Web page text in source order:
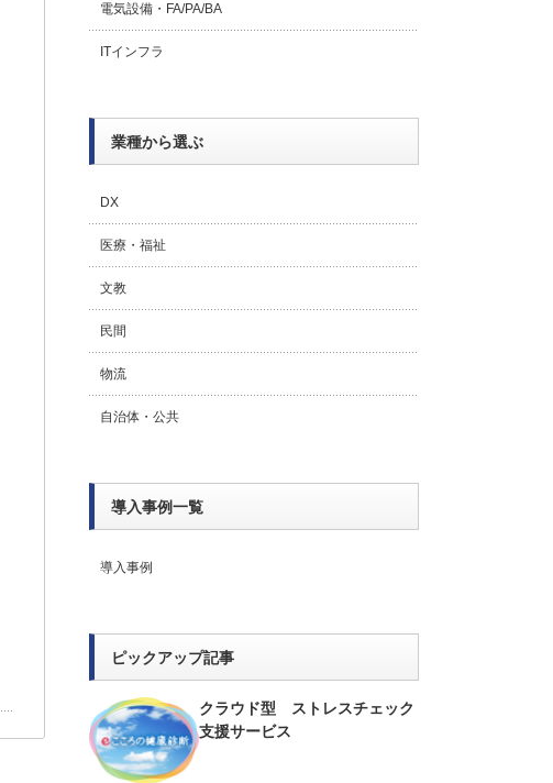
電気設備・FA/PA/BA
ITインフラ
業種から選ぶ
DX
医療・福祉
文教
民間
物流
自治体・公共
導入事例一覧
導入事例
ピックアップ記事
クラウド型 ストレスチェック
支援サービス